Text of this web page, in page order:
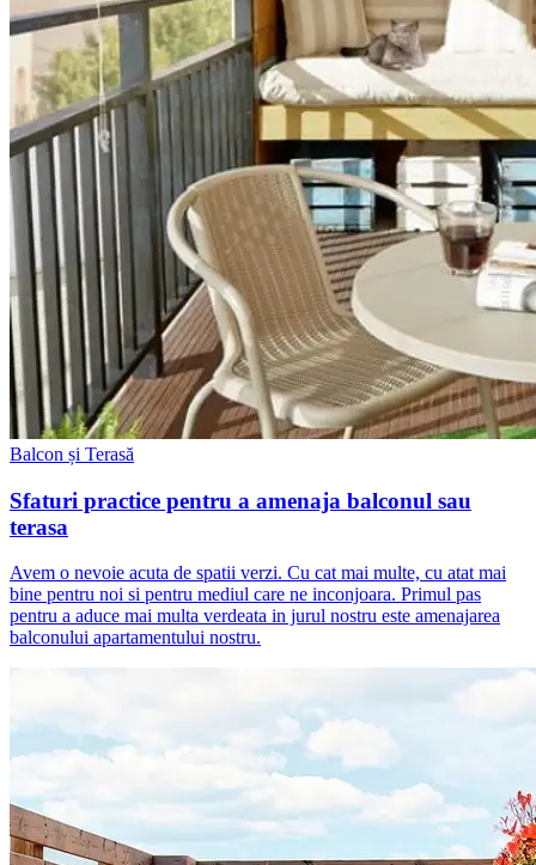
Balcon și Terasă
Sfaturi practice pentru a amenaja balconul sau
terasa
Avem o nevoie acuta de spatii verzi. Cu cat mai multe, cu atat mai
bine pentru noi si pentru mediul care ne inconjoara. Primul pas
pentru a aduce mai multa verdeata in jurul nostru este amenajarea
balconului apartamentului nostru.